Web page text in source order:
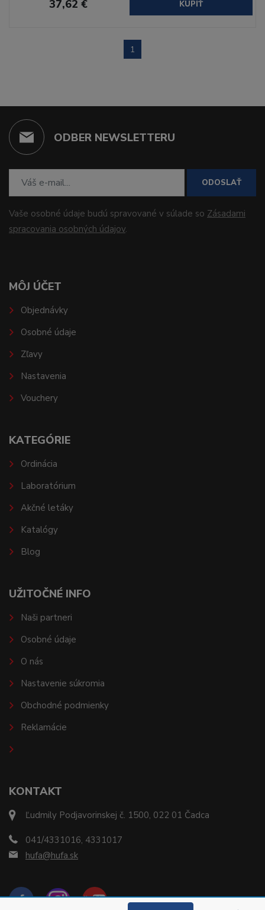
37,62 € KÚPIŤ
1
ODBER NEWSLETTERU
ODOSLAŤ
Vaše osobné údaje budú spravované v súlade so Zásadami
spracovania osobných údajov.
KONTAKT
Ľudmily Podjavorinskej č. 1500, 022 01 Čadca
041/4331016, 4331017
hufa@hufa.sk
MÔJ ÚČET
Objednávky
Osobné údaje
Zľavy
Nastavenia
Vouchery
KATEGÓRIE
Ordinácia
Laboratórium
Akčné letáky
Katalógy
Blog
UŽITOČNÉ INFO
Naši partneri
Osobné údaje
O nás
Nastavenie súkromia
Obchodné podmienky
Reklamácie